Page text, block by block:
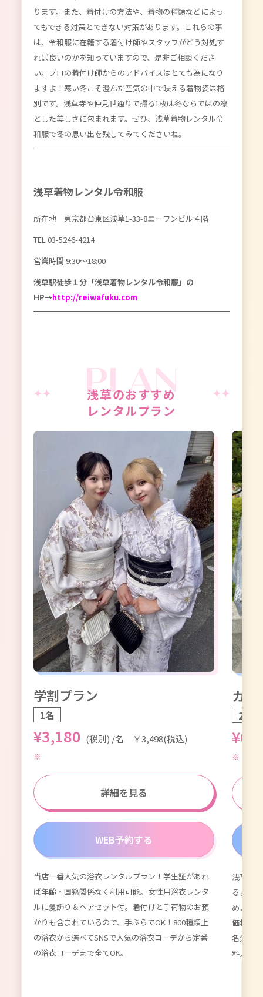
ります。また、着付けの方法や、着物の種類などによっ
てもできる対策とできない対策があります。これらの事
は、令和服に在籍する着付け師やスタッフがどう対処す
れば良いのかを知っていますので、是非ご相談くださ
い。プロの着付け師からのアドバイスはとても為になり
ますよ！寒い冬こそ澄んだ空気の中で映える着物姿は格
別です。浅草寺や仲見世通りで撮る1枚は冬ならではの凛
とした美しさに包まれます。ぜひ、浅草着物レンタル令
和服で冬の思い出を残してみてくださいね。
浅草着物レンタル令和服
所在地 東京都台東区浅草1-33-8エーワンビル４階
TEL 03-5246-4214
営業時間 9:30〜18:00
浅草駅徒歩１分「浅草着物レンタル令和服」の
HP→http://reiwafuku.com
浅草のおすすめ
レンタルプラン
学割プラン
1名
¥3,180 (税別) /名 ￥3,498(税込)
詳細を見る
WEB予約する
当店一番人気の浴衣レンタルプラン！学生証があれ
ば年齢・国籍関係なく利用可能。女性用浴衣レンタ
ルに髪飾り＆ヘアセット付。着付けと手荷物のお預
かりも含まれているので、手ぶらでOK！800種類上
の浴衣から選べてSNSで人気の浴衣コーデから定番
の浴衣コーデまで全てOK。
カッ
2名1
浅草浴
るより
め。数
価格。
名分の
料。か